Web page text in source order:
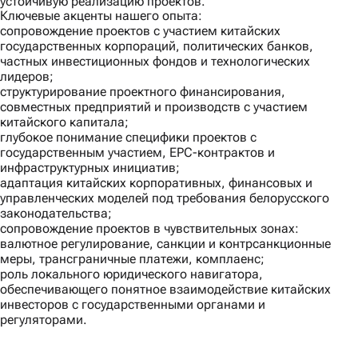
Ключевые акценты нашего опыта:
сопровождение проектов с участием китайских
государственных корпораций, политических банков,
частных инвестиционных фондов и технологических
лидеров;
структурирование проектного финансирования,
совместных предприятий и производств с участием
китайского капитала;
глубокое понимание специфики проектов с
государственным участием, EPC-контрактов и
инфраструктурных инициатив;
адаптация китайских корпоративных, финансовых и
управленческих моделей под требования белорусского
законодательства;
сопровождение проектов в чувствительных зонах:
валютное регулирование, санкции и контрсанкционные
меры, трансграничные платежи, комплаенс;
роль локального юридического навигатора,
обеспечивающего понятное взаимодействие китайских
инвесторов с государственными органами и
регуляторами.